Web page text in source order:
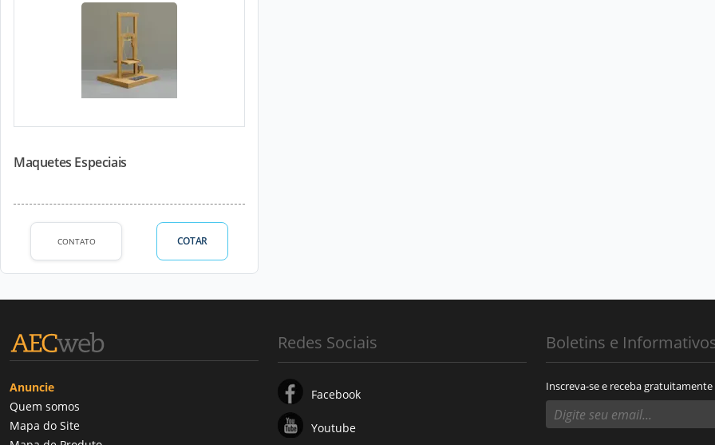
Maquetes Especiais
CONTATO COTAR
Anuncie
Quem somos
Mapa do Site
Redes Sociais
Facebook
Youtube
Boletins e
Inscreva-se e receba gratuitamente